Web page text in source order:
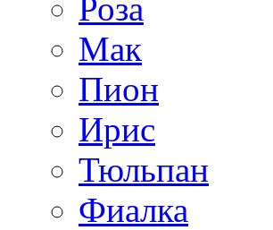
Роза
Мак
Пион
Ирис
Тюльпан
Фиалка